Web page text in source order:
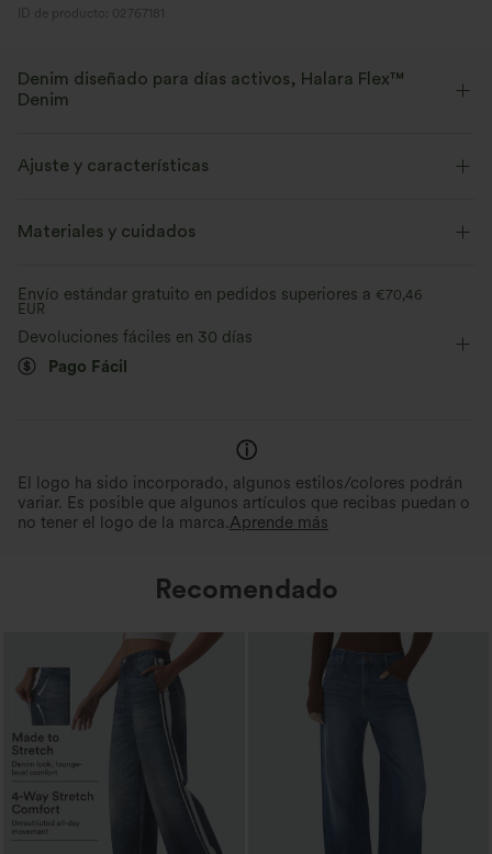
ID de producto: 02767181
Denim diseñado para días activos, Halara Flex™
Denim
comodidad de la ropa deportiva. Halara Flex™ Denim te da la
elasticidad y suavidad con la que podrás moverte sin límites.
Elástico en cuatro direcciones
Cómodo como unos leggings
Ajuste y características
Cintura plana Con bolsillos
Extra largo
Materiales y cuidados
Envío estándar gratuito en pedidos superiores a €70,46
EUR
Devoluciones fáciles en 30 días
Pago Fácil
El logo ha sido incorporado, algunos estilos/colores podrán
variar. Es posible que algunos artículos que recibas puedan o
no tener el logo de la marca.Aprende más
Recomendado